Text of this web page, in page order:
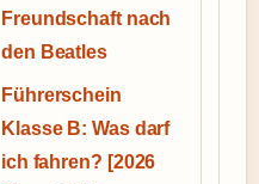
Freundschaft nach
den Beatles
Führerschein
Klasse B: Was darf
ich fahren? [2026